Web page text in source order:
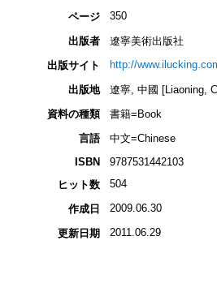
ページ 350
出版者
遼寧美術出版社
出版サイト
http://
出版地
遼寧, 中國 [Liaoning,
資料の種類
書籍=Book
言語
中文=Chinese
ISBN
9787531442103
ヒット数
504
作成日 2009.06.30
更新日期 2011.06.29